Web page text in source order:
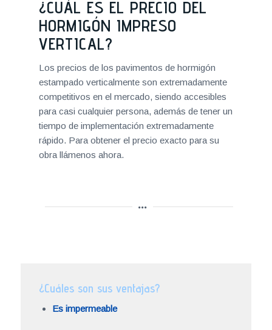
¿CUÁL ES EL PRECIO DEL
HORMIGÓN IMPRESO
VERTICAL?
Los precios de los pavimentos de hormigón
estampado verticalmente son extremadamente
competitivos en el mercado, siendo accesibles
para casi cualquier persona, además de tener un
tiempo de implementación extremadamente
rápido. Para obtener el precio exacto para su
¿Cuáles son sus ventajas?